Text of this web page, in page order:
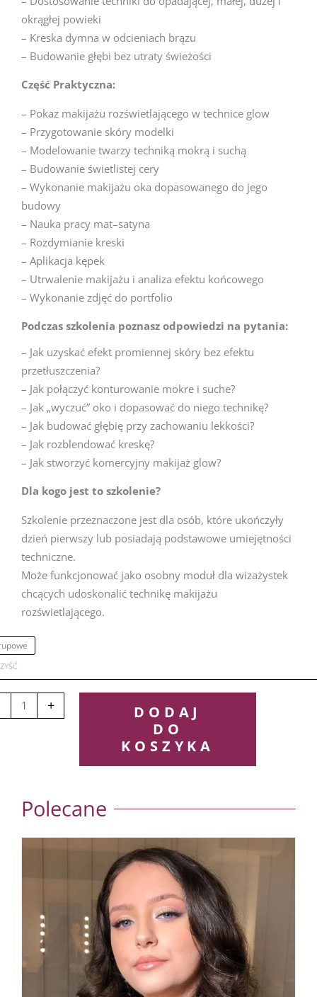
okrągłej powieki
– Kreska dymna w odcieniach brązu
– Budowanie głębi bez utraty świeżości
Część Praktyczna:
– Pokaz makijażu rozświetlającego w technice glow
– Przygotowanie skóry modelki
– Modelowanie twarzy techniką mokrą i suchą
– Budowanie świetlistej cery
– Wykonanie makijażu oka dopasowanego do jego
budowy
– Nauka pracy mat–satyna
– Rozdymianie kreski
– Aplikacja kępek
– Utrwalenie makijażu i analiza efektu końcowego
– Wykonanie zdjęć do portfolio
Podczas szkolenia poznasz odpowiedzi na pytania:
– Jak uzyskać efekt promiennej skóry bez efektu
przetłuszczenia?
– Jak połączyć konturowanie mokre i suche?
– Jak „wyczuć” oko i dopasować do niego technikę?
– Jak budować głębię przy zachowaniu lekkości?
– Jak rozblendować kreskę?
– Jak stworzyć komercyjny makijaż glow?
Dla kogo jest to szkolenie?
Szkolenie przeznaczone jest dla osób, które ukończyły
dzień pierwszy lub posiadają podstawowe umiejętności
techniczne.
Może funkcjonować jako osobny moduł dla wizażystek
chcących udoskonalić technikę makijażu
rozświetlającego.
+
DODAJ
DO
KOSZYKA
Polecane